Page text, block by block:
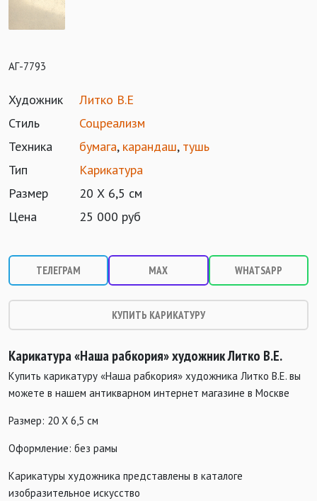
АГ-7793
Художник
Литко В.Е
Стиль
Соцреализм
Техника
бумага, карандаш, тушь
Тип
Карикатура
Размер
20 Х 6,5 см
Цена
25 000 руб
ТЕЛЕГРАМ MAX WHATSAPP
КУПИТЬ КАРИКАТУРУ
Карикатура «Наша рабкория» художник Литко В.Е.
Купить карикатуру «Наша рабкория» художника Литко В.Е. вы
можете в нашем антикварном интернет магазине в Москве
Размер: 20 Х 6,5 см
Оформление: без рамы
Карикатуры художника представлены в каталоге
изобразительное искусство